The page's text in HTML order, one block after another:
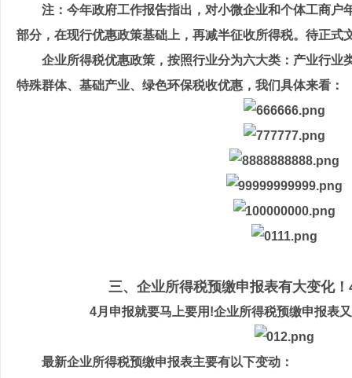
注：今年政府工作报告指出，对小微企业和个体工商户
部分，在现行优惠政策基础上，再减半征收所得税。待正式
企业所得税优惠政策，按照行业分为六大类：产业行业
特殊群体、基础产业、绿色环保税收优惠，我们具体来看：
三、企业所得税预缴申报表有大变化！
4月申报就要马上要用!企业所得税预缴申报表又
最新企业所得税预缴申报表主要有以下变动：